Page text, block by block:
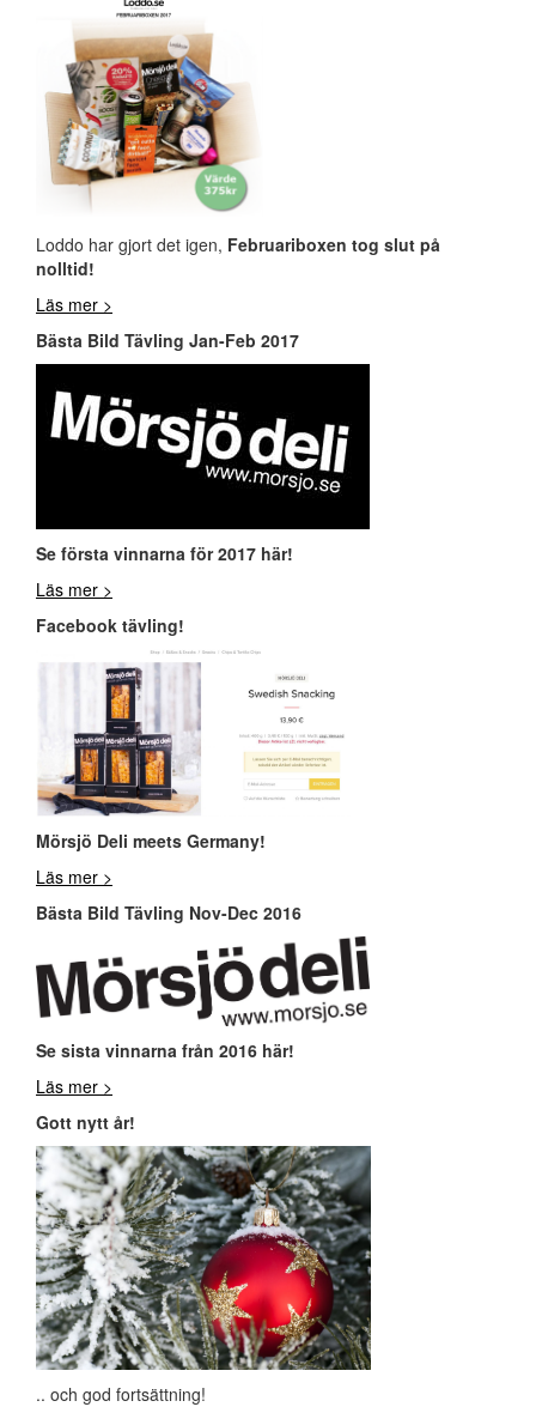
Loddo har gjort det igen, Februariboxen tog slut på
nolltid!
Läs mer >
Bästa Bild Tävling Jan-Feb 2017
Se första vinnarna för 2017 här!
Läs mer >
Facebook tävling!
Mörsjö Deli meets Germany!
Läs mer >
Bästa Bild Tävling Nov-Dec 2016
Se sista vinnarna från 2016 här!
Läs mer >
Gott nytt år!
.. och god fortsättning!